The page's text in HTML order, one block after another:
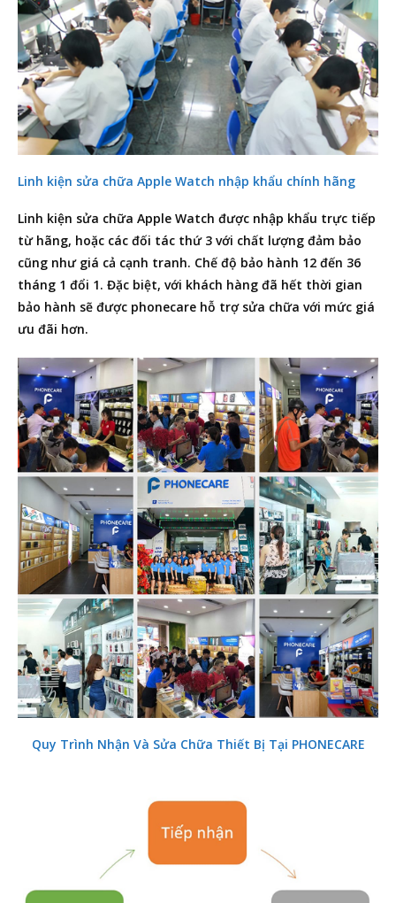
Linh kiện sửa chữa Apple Watch nhập khẩu chính hãng
Linh kiện sửa chữa Apple Watch được nhập khẩu trực tiếp
từ hãng, hoặc các đối tác thứ 3 với chất lượng đảm bảo
cũng như giá cả cạnh tranh. Chế độ bảo hành 12 đến 36
tháng 1 đổi 1. Đặc biệt, với khách hàng đã hết thời gian
bảo hành sẽ được phonecare hỗ trợ sửa chữa với mức giá
ưu đãi hơn.
Quy Trình Nhận Và Sửa Chữa Thiết Bị Tại PHONECARE